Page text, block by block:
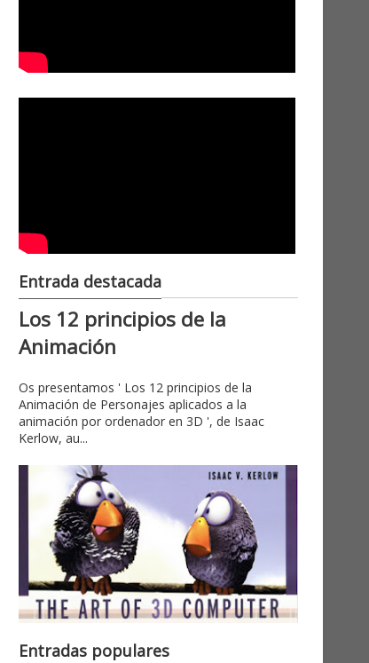
Entrada destacada
Los 12 principios de la
Animación
Os presentamos ' Los 12 principios de la
Animación de Personajes aplicados a la
animación por ordenador en 3D ', de Isaac
Kerlow, au...
Entradas populares